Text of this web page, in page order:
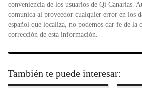
conveniencia de los usuarios de Qi Canarias.
comunica al proveedor cualquier error en los
español que localiza, no podemos dar fe de la
corrección de esta información.
También te puede interesar: